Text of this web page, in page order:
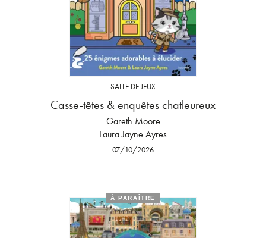
SALLE DE JEUX
Casse-têtes & enquêtes chatleureux
Gareth Moore
Laura Jayne Ayres
07/10/2026
À PARAÎTRE